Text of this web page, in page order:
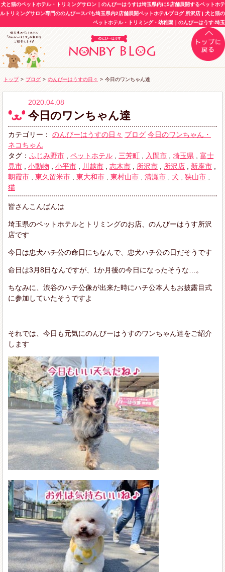
犬と猫のペットホテル・トリミングサロン｜のんびーはうすは埼玉県内に5店舗展開するペットホテ
ルトリミングサロン専門ののんびースパも埼玉県内2店舗展開ペットホテルブログ 所沢店 | 犬と猫の
ペットホテル・トリミング・幼稚園｜のんびーはうす-埼玉
トップ > ブログ > のんびーはうすの日々 > 今日のワンちゃん達
2020.04.08
今日のワンちゃん達
カテゴリー： のんびーはうすの日々 ブログ 今日のワンちゃん・
ネコちゃん
タグ： ふじみ野市 ペットホテル 三芳町 入間市 埼玉県
富士
見市
小動物 小平市 川越市 志木市 所沢市 所沢店 新座市
朝霞市
東久留米市 東大和市 東村山市 清瀬市 犬 狭山市
猫
皆さんこんばんは
埼玉県のペットホテルとトリミングのお店、のんびーはうす所沢
店です
今日は忠犬ハチ公の命日にちなんで、忠犬ハチ公の日だそうです
命日は3月8日なんですが、1か月後の今日になったそうな…。
ちなみに、渋谷のハチ公像が出来た時にハチ公本人もお披露目式
に参加していたそうですよ
それでは、今日も元気にのんびーはうすのワンちゃん達をご紹介
します